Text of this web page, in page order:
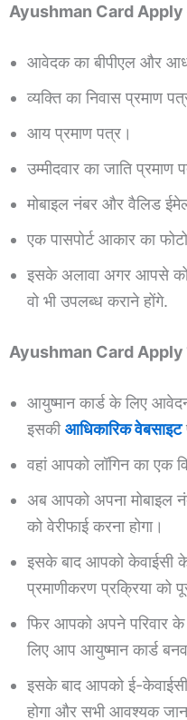
Ayushman Card Apply
आवेदक का बीपीएल और
व्यक्ति का निवास प्रमाण
आय प्रमाण पत्र।
उम्मीदवार का जाति प्रमाण
मोबाइल नंबर और वैलिड
एक पासपोर्ट आकार का
इसके अलावा अगर आपसे
वो भी उपलब्ध कराने होंगे.
Ayushman Card Apply
आयुष्मान कार्ड के लिए
इसकीआधिकारिक वेबसाइट
वहां आपको लॉगिन का एक
अब आपको अपना मोबाइल
को वेरीफाई करना होगा।
इसके बाद आपको केवाईसी
प्रमाणीकरण प्रक्रिया को
फिर आपको अपने परिवार
लिए आप आयुष्मान कार्ड
इसके बाद आपको ई-
होगा और सभी आवश्यक